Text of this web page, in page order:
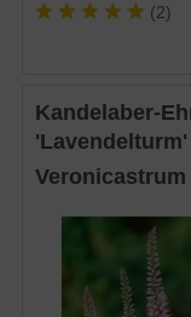
(2)
Kandelaber-Ehrenpreis
'Lavendelturm'